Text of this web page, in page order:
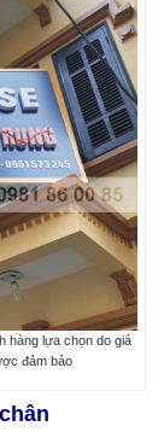
hàng lựa chọn do giá
đảm bảo